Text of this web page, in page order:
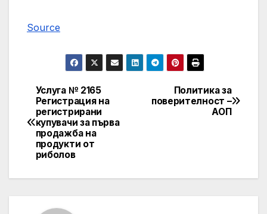
Source
Post
navigation
Политика за
поверителност –
АОП
Услуга № 2165
Регистрация на
регистрирани
купувачи за първа
продажба на
продукти от
риболов